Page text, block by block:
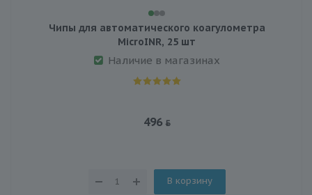
Чипы для автоматического коагулометра
MicroINR, 25 шт
Наличие в магазинах
496
В корзину